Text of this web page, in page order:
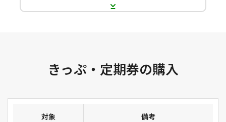
きっぷ・定期券の購入
対象 備考